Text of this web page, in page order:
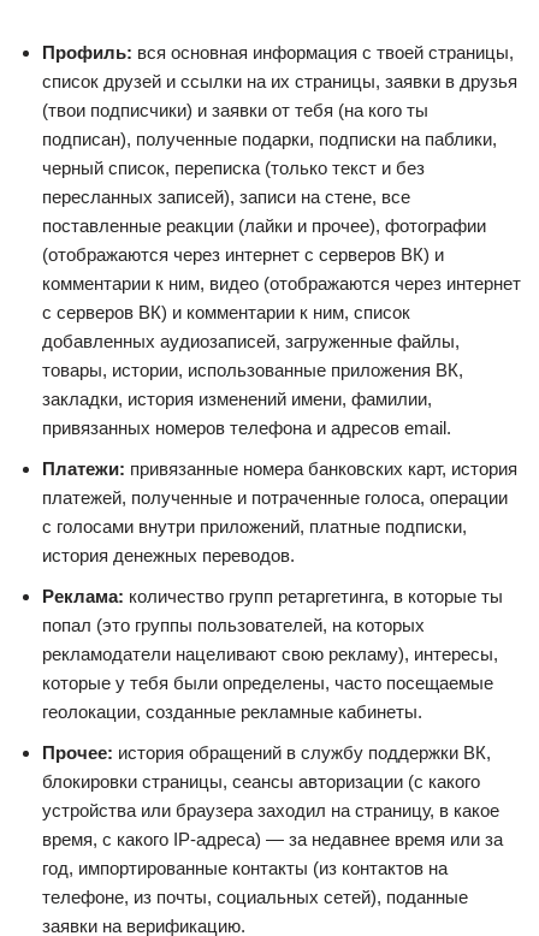
Профиль: вся основная информация с твоей страницы,
список друзей и ссылки на их страницы, заявки в друзья
(твои подписчики) и заявки от тебя (на кого ты
подписан), полученные подарки, подписки на паблики,
черный список, переписка (только текст и без
пересланных записей), записи на стене, все
поставленные реакции (лайки и прочее), фотографии
(отображаются через интернет с серверов ВК) и
комментарии к ним, видео (отображаются через интернет
с серверов ВК) и комментарии к ним, список
добавленных аудиозаписей, загруженные файлы,
товары, истории, использованные приложения ВК,
закладки, история изменений имени, фамилии,
привязанных номеров телефона и адресов email.
Платежи: привязанные номера банковских карт, история
платежей, полученные и потраченные голоса, операции
с голосами внутри приложений, платные подписки,
история денежных переводов.
Реклама: количество групп ретаргетинга, в которые ты
попал (это группы пользователей, на которых
рекламодатели нацеливают свою рекламу), интересы,
которые у тебя были определены, часто посещаемые
геолокации, созданные рекламные кабинеты.
Прочее: история обращений в службу поддержки ВК,
блокировки страницы, сеансы авторизации (с какого
устройства или браузера заходил на страницу, в какое
время, с какого IP-адреса) — за недавнее время или за
год, импортированные контакты (из контактов на
телефоне, из почты, социальных сетей), поданные
заявки на верификацию.